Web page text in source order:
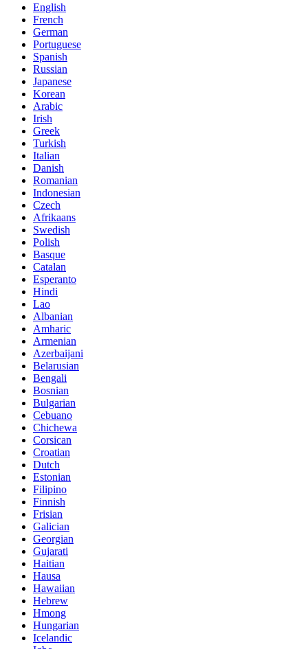
English
French
German
Portuguese
Spanish
Russian
Japanese
Korean
Arabic
Irish
Greek
Turkish
Italian
Danish
Romanian
Indonesian
Czech
Afrikaans
Swedish
Polish
Basque
Catalan
Esperanto
Hindi
Lao
Albanian
Amharic
Armenian
Azerbaijani
Belarusian
Bengali
Bosnian
Bulgarian
Cebuano
Chichewa
Corsican
Croatian
Dutch
Estonian
Filipino
Finnish
Frisian
Galician
Georgian
Gujarati
Haitian
Hausa
Hawaiian
Hebrew
Hmong
Hungarian
Icelandic